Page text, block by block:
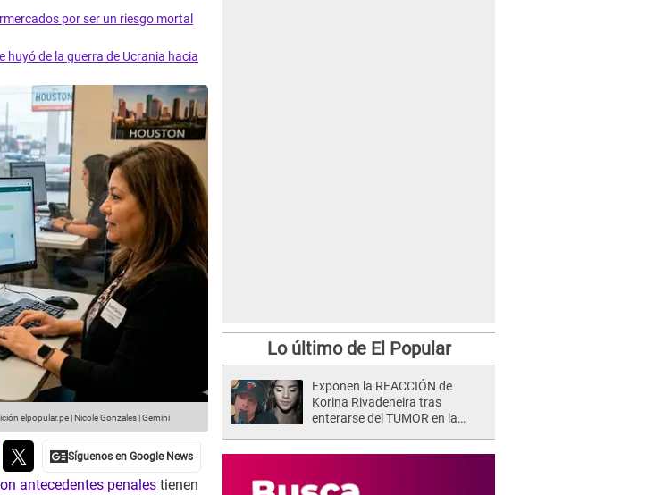
por ser un riesgo mortal
huyó de la guerra de Ucrania hacia
elpopular.pe | Nicole Gonzales | Gemini
antecedentes penales tienen
Lo último de El Popular
Exponen la REACCIÓN de
Korina Rivadeneira tras
enterarse del TUMOR en la